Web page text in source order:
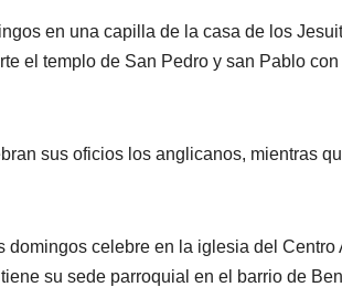
en una capilla de la casa de los
el templo de San Pedro y san Pablo
sus oficios los anglicanos, mientras
celebre en la iglesia del Centro
su sede parroquial en el barrio de